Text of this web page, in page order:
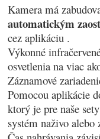
Kamera má
automatickým
cez aplikáciu .
Výkonné
osvetlenia na viac
Záznamové
Pomocou aplikácie
ktorý je pre naše
systém naživo alebo